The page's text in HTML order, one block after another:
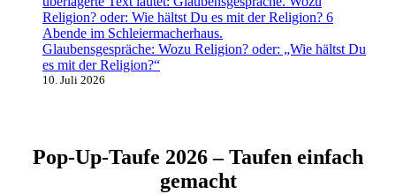
Glaubensgespräche: Wozu Religion? oder: „Wie hältst Du
es mit der Religion?“
10. Juli 2026
Pop-Up-Taufe 2026 – Taufen einfach
gemacht